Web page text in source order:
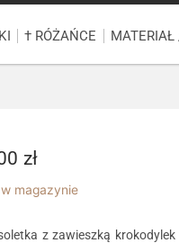
† RÓŻAŃCE MATERIAŁ
zł
magazynie
z zawieszką